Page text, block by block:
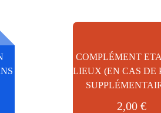
COMPLÉMENT
LIEUX (EN CAS DE
2,00€